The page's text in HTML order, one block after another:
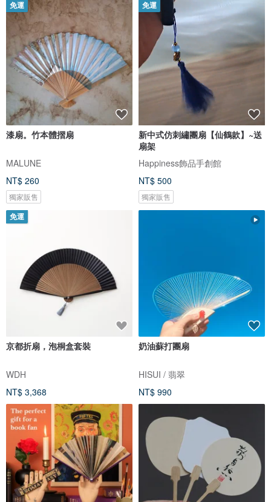
免運
漆扇。竹本體摺扇
MALUNE
NT$ 260
獨家販售
免運
新中式仿刺繡團扇【仙鶴款】~送
扇架
Happiness飾品手創館
NT$ 500
獨家販售
免運
京都折扇，泡桐盒套裝
WDH
NT$ 3,368
奶油蘇打團扇
HISUI / 翡翠
NT$ 990